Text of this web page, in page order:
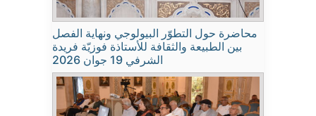
محاضرة حول التطوّر البيولوجي ونهاية الفصل
بين الطبيعة والثقافة للأستاذة فوزيّة فريدة
الشرفي 19 جوان 2026